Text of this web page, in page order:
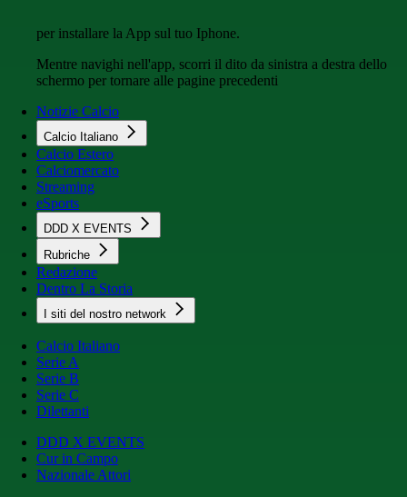
per installare la App sul tuo Iphone.
Mentre navighi nell'app, scorri il dito da sinistra a destra dello
schermo per tornare alle pagine precedenti
Notizie Calcio
Calcio Italiano
Calcio Estero
Calciomercato
Streaming
eSports
DDD X EVENTS
Rubriche
Redazione
Dentro La Storia
I siti del nostro network
Calcio Italiano
Serie A
Serie B
Serie C
Dilettanti
DDD X EVENTS
Cur in Campo
Nazionale Attori